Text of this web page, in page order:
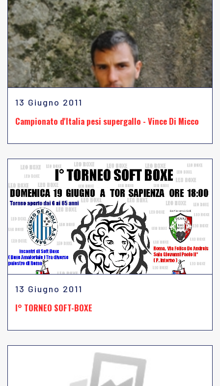
13 Giugno 2011
Campionato d'Italia pesi supergallo - Vince Di Micco
13 Giugno 2011
I° TORNEO SOFT-BOXE